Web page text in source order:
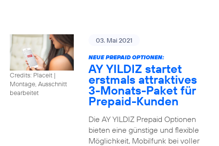
Credits: Placeit |
Montage, Ausschnitt
bearbeitet
03. Mai 2021
NEUE PREPAID OPTIONEN:
AY YILDIZ startet
erstmals attraktives
3-Monats-Paket für
Prepaid-Kunden
Die AY YILDIZ Prepaid Optionen
bieten eine günstige und flexible
Möglichkeit, Mobilfunk bei voller